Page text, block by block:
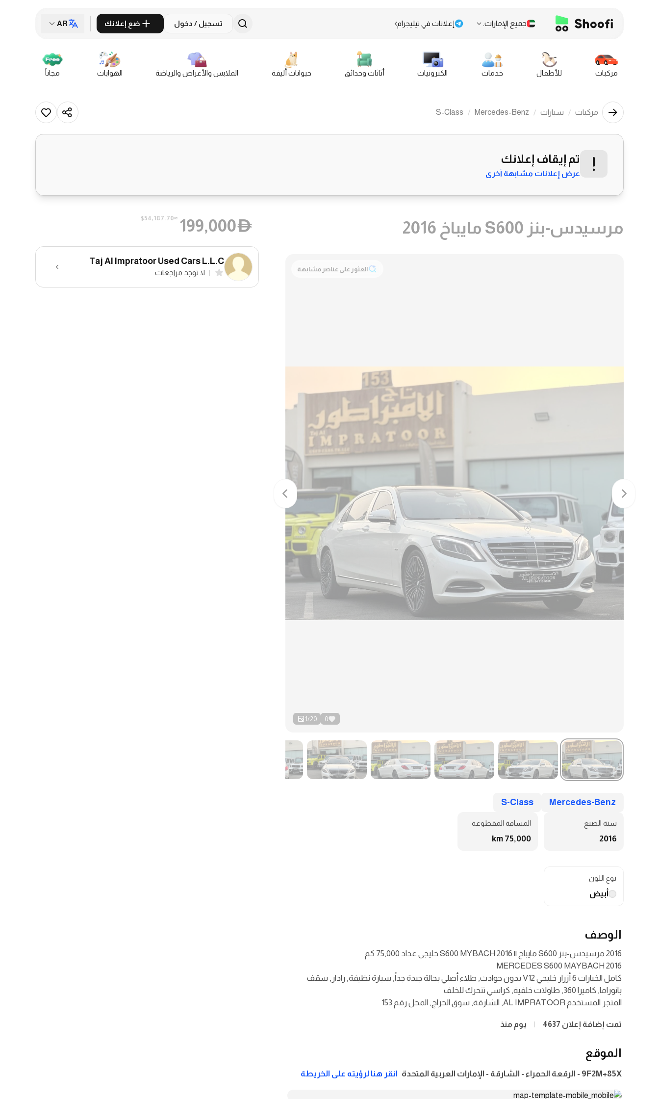
جميع الإمارات. إعلانات في تيليجرام تسجيل / دخول ضع إعلانك AR
مركبات للأطفال خدمات الكترونيات أثاثات وحدائق حيوانات أليفة الملابس والأغراض والرياضة الهوايات مجاناً
مركبات سيارات Mercedes-Benz
S-Class
تم إيقاف إعلانك
عرض إعلانات مشابهة أخرى
مرسيدس-بنز S600 مايباخ 2016
العثور على عناصر مشابهة
0
1/20
Mercedes-Benz
S-Class
سنة الصنع
2016
المسافة المقطوعة
75,000 km
نوع اللون
أبيض
الوصف
كامل الخيارات 6 أزرار خليجي V12 بدون حوادث, طلاء أصلي بحالة جيدة جداً, سيارة نظيفة, رادار, سقف
المتجر المستخدم AL IMPRATOOR, الشارقة, سوق الحراج, المحل رقم 153
تمت إضافة إعلان 4637 يوم منذ
الموقع
9F2M+85X - الرقعة الحمراء - الشارقة - الإمارات العربية المتحدة انقر هنا لرؤيته على الخريطة
D
199,000
≈$54,187.70
Taj Al Impratoor Used Cars L.L.C
لا توجد مراجعات